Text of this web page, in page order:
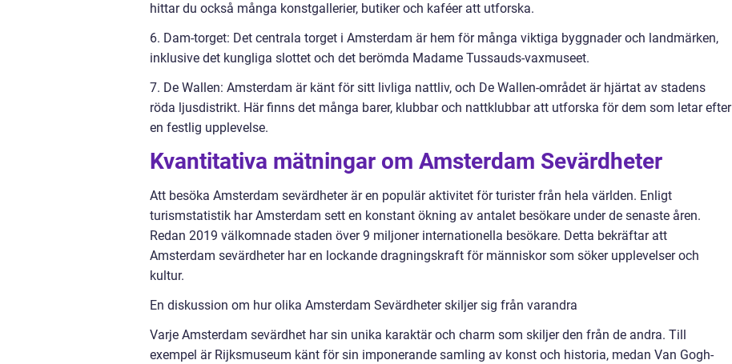
hittar du också många konstgallerier, butiker och kaféer att utforska.
6. Dam-torget: Det centrala torget i Amsterdam är hem för många viktiga byggnader och landmärken,
inklusive det kungliga slottet och det berömda Madame Tussauds-vaxmuseet.
7. De Wallen: Amsterdam är känt för sitt livliga nattliv, och De Wallen-området är hjärtat av stadens
röda ljusdistrikt. Här finns det många barer, klubbar och nattklubbar att utforska för dem som letar efter
en festlig upplevelse.
Kvantitativa mätningar om Amsterdam Sevärdheter
Att besöka Amsterdam sevärdheter är en populär aktivitet för turister från hela världen. Enligt
turismstatistik har Amsterdam sett en konstant ökning av antalet besökare under de senaste åren.
Redan 2019 välkomnade staden över 9 miljoner internationella besökare. Detta bekräftar att
Amsterdam sevärdheter har en lockande dragningskraft för människor som söker upplevelser och
kultur.
En diskussion om hur olika Amsterdam Sevärdheter skiljer sig från varandra
Varje Amsterdam sevärdhet har sin unika karaktär och charm som skiljer den från de andra. Till
exempel är Rijksmuseum känt för sin imponerande samling av konst och historia, medan Van Gogh-